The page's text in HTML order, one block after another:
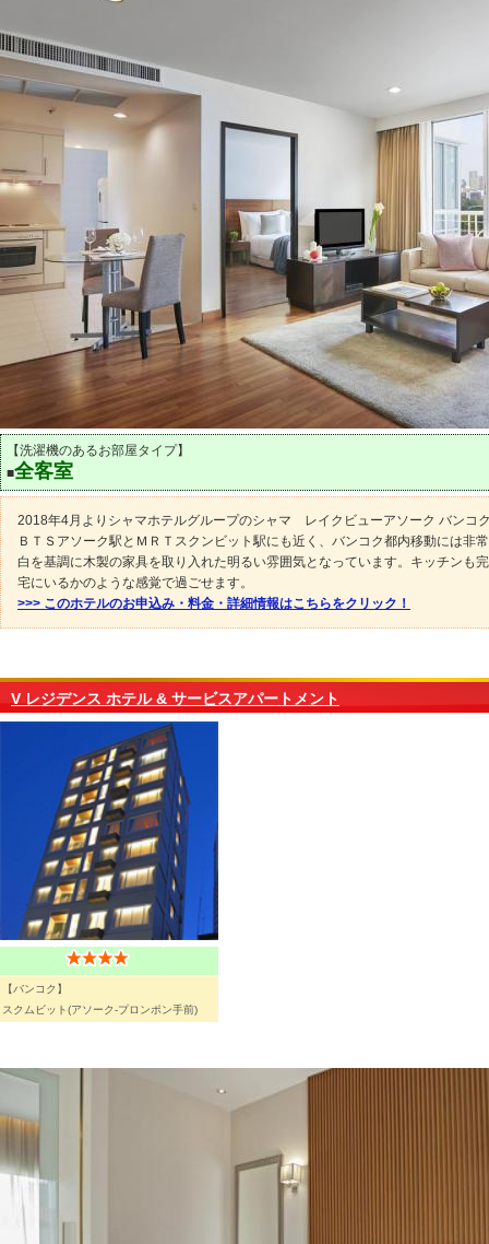
【洗濯機のあるお部屋タイプ】
■全客室
2018年4月よりシャマホテルグループのシャマ レイクビューアソーク バンコ
ＢＴＳアソーク駅とＭＲＴスクンビット駅にも近く、バンコク都内移動には非
白を基調に木製の家具を取り入れた明るい雰囲気となっています。キッチンも
宅にいるかのような感覚で過ごせます。
>>> このホテルのお申込み・料金・詳細情報はこちらをクリック！
V レジデンス ホテル & サービスアパートメント
【バンコク】
スクムビット(アソーク-プロンポン手前)